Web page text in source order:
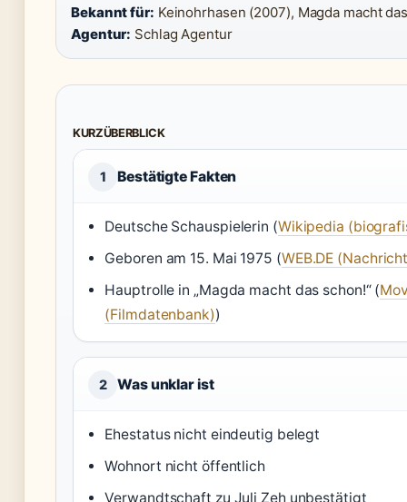
Bekannt für: Keinohrhasen (2007), Magda macht
Agentur: Schlag Agentur
KURZÜBERBLICK
1 Bestätigte Fakten
Deutsche Schauspielerin (Wikipedia
Geboren am 15. Mai 1975 (WEB.DE
Hauptrolle in „Magda macht das schon!“ (
(Filmdatenbank))
2 Was unklar ist
Ehestatus nicht eindeutig belegt
Wohnort nicht öffentlich
Verwandtschaft zu Juli Zeh unbestätigt